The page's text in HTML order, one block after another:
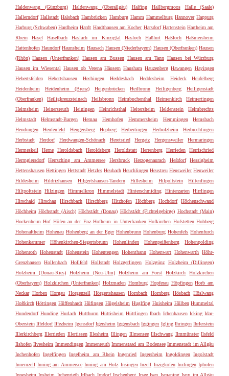
Haldenwang (Günzburg)
Haldenwang (Oberallgäu) Halfing Hallbergmoos
Halle (Saale)
Hallerndorf Hallstadt Halsbach Hambrücken Hamburg Hamm Hammelburg Hannover Happurg
Harburg (Schwaben) Hardheim Hardt Hardthausen am Kocher Harsdorf Hartenstein Hartheim am
Rhein
Hasel Haselbach Haslach im Kinzigtal Hasloch Haßfurt Haßloch
Haßmersheim
Hattenhofen Haundorf Haunsheim Hausach Hausen (Niederbayern) Hausen (Oberfranken) Hausen
(Rhön) Hausen (Unterfranken) Hausen am Bussen Hausen am Tann Hausen bei Würzburg
Hausen im Wiesental Hausen ob Verena Häusern Hausham Hauzenberg Hawangen Hayingen
Hebertsfelden
Hebertshausen Hechingen Heddesbach Heddesheim Heideck
Heidelberg
Heidenheim
Heidenheim (Brenz) Heigenbrücken Heilbronn Heiligenberg
Heiligenstadt
(Oberfranken)
Heiligkreuzsteinach Heilsbronn Heimbuchenthal Heimenkirch
Heimertingen
Heimsheim
Heinersreuth Heiningen Heinrichsthal Heitersheim Heldenstein
Helmbrechts
Helmstadt
Helmstadt-Bargen Hemau Hemhofen Hemmersheim Hemmingen
Hemsbach
Hendungen
Henfenfeld Hengersberg Hepberg Herbertingen Herbolzheim
Herbrechtingen
Herbstadt
Herdorf Herdwangen-Schönach Heretsried Hergatz Hergensweiler
Hermaringen
Hermeskeil
Herne Heroldsbach Heroldsberg Heroldstatt Herrenberg Herrieden
Herrischried
Herrngiersdorf
Herrsching am Ammersee Hersbruck Herzogenaurach Heßdorf
Hessigheim
Hettenshausen Hettingen Hettstadt Hetzles Heubach Heuchlingen Heustreu Heusweiler Heuweiler
Hildesheim
Hildrizhausen Hilgertshausen-Tandern Hillesheim Hilpoltstein
Hiltenfingen
Hiltpoltstein
Hilzingen Himmelkron Himmelstadt Hinterschmiding Hinterzarten
Hirrlingen
Hirschaid
Hirschau Hirschbach Hirschberg Hitzhofen Höchberg Hochdorf
Höchenschwand
Höchheim Höchstadt (Aisch) Höchstädt (Donau) Höchstädt (Fichtelgebirge) Hochstadt (Main)
Hockenheim Hof Höfen an der Enz Hofheim in Unterfranken Hofkirchen Hofstetten Hohberg
Hohenaltheim Hohenau Hohenberg an der Eger Hohenbrunn Hohenburg Hohenfels Hohenfurch
Hohenkammer
Höhenkirchen-Siegertsbrunn Hohenlinden Hohenpeißenberg
Hohenpolding
Hohenroth Hohenstadt Hohenstein Hohentengen Hohenthann Hohenwart Hohenwarth Höhr-
Grenzhausen
Hollenbach Hollfeld Hollstadt Holzgerlingen Holzgünz
Holzheim (Dillingen)
Holzheim (Donau-Ries)
Holzheim (Neu-Ulm) Holzheim am Forst Holzkirch
Holzkirchen
(Oberbayern) Holzkirchen (Unterfranken) Holzmaden Homburg Hopferau Höpfingen Horb am
Neckar Horben Horgau Horgenzell Hörgertshausen Hornbach Hornberg Hösbach Höslwang
Hoßkirch Höttingen Hüffenhardt Hüfingen Hügelsheim Huglfing Huisheim Hülben Hummeltal
Hunderdorf Hunding Hurlach Hutthurm Hüttisheim Hüttlingen Ibach Ichenhausen Icking Idar-
Oberstein Iffeldorf Iffezheim Igensdorf Igersheim Iggensbach Iggingen Igling Ihringen Ihrlerstein
Illerkirchberg Illerrieden Illertissen Illesheim Illingen Illmensee Illschwang Ilmmünster Ilsfeld
Ilshofen Ilvesheim Immendingen Immenreuth Immenstaad am Bodensee Immenstadt im Allgäu
Inchenhofen Ingelfingen Ingelheim am Rhein Ingenried Ingersheim Ingoldingen Ingolstadt
Innernzell Inning am Ammersee Inning am Holz Insingen Inzell Inzigkofen Inzlingen Iphofen
Ippesheim Ipsheim Irchenrieth Irlbach Irndorf Irschenberg Irsee Isen Ismaning Isny im Allgäu